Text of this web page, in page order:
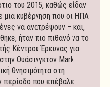
του 2015, καθώς είδαν
μια κυβέρνηση που οι ΗΠΑ
να ανατρέψουν – και,
ήταν πιο πιθανό να το
Κέντρου Έρευνας για
Ουάσινγκτον Mark
θνησιμότητα στη
περίοδο που επέβαλε